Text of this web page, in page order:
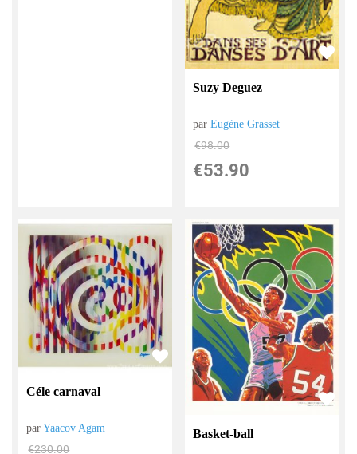
Suzy Deguez
parEugène Grasset
€98.00
€53.90
Céle carnaval
parYaacov Agam
€230.00
Basket-ball